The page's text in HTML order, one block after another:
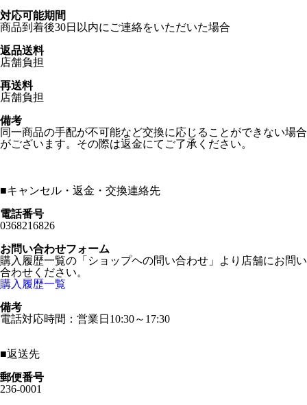
対応可能期間
商品到着後30日以内にご連絡をいただいた場合
返品送料
店舗負担
再送料
店舗負担
備考
同一商品の手配が不可能など交換に応じることができない場合
がございます。その際は返金にてご了承ください。
■キャンセル・返金・交換連絡先
電話番号
0368216826
お問い合わせフォーム
購入履歴一覧の「ショップヘの問い合わせ」より店舗にお問い
合わせください。
購入履歴一覧
備考
電話対応時間：営業日10:30～17:30
■返送先
郵便番号
236-0001